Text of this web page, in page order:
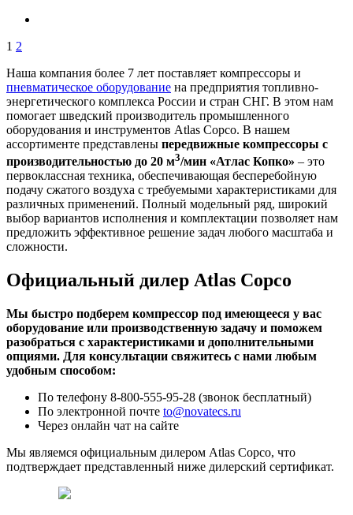
1 2
Наша компания более 7 лет поставляет компрессоры и
пневматическое оборудование на предприятия топливно-
энергетического комплекса России и стран СНГ. В этом нам
помогает шведский производитель промышленного
оборудования и инструментов Atlas Copco. В нашем
ассортименте представлены передвижные компрессоры с
производительностью до 20 м3/мин «Атлас Копко» – это
первоклассная техника, обеспечивающая бесперебойную
подачу сжатого воздуха с требуемыми характеристиками для
различных применений. Полный модельный ряд, широкий
выбор вариантов исполнения и комплектации позволяет нам
предложить эффективное решение задач любого масштаба и
сложности.
Официальный дилер Atlas Copco
Мы быстро подберем компрессор под имеющееся у вас
оборудование или производственную задачу и поможем
разобраться с характеристиками и дополнительными
опциями. Для консультации свяжитесь с нами любым
удобным способом:
По телефону 8-800-555-95-28 (звонок бесплатный)
По электронной почте to@novatecs.ru
Через онлайн чат на сайте
Мы являемся официальным дилером Atlas Copco, что
подтверждает представленный ниже дилерский сертификат.